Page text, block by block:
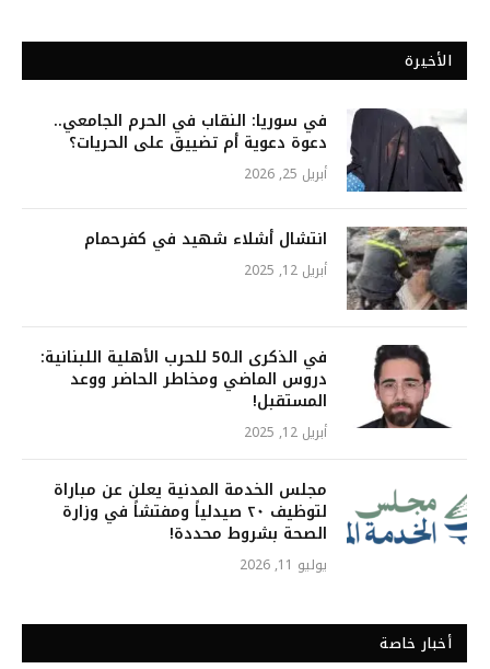
الأخيرة
في سوريا: النقاب في الحرم الجامعي..
دعوة دعوية أم تضييق على الحريات؟
أبريل 25, 2026
انتشال أشلاء شهيد في كفرحمام
أبريل 12, 2025
في الذكرى الـ50 للحرب الأهلية اللبنانية:
دروس الماضي ومخاطر الحاضر ووعد
المستقبل!
أبريل 12, 2025
مجلس الخدمة المدنية يعلن عن مباراة
لتوظيف ٢٠ صيدلياً ومفتشاً في وزارة
الصحة بشروط محددة!
يوليو 11, 2026
أخبار خاصة